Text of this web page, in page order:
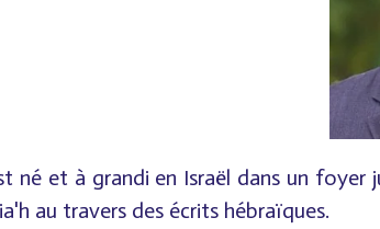
né et à grandi en Israël dans un foyer
au travers des écrits hébraïques.